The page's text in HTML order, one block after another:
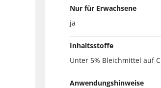
Nur für Erwachsene
ja
Inhaltsstoffe
Unter 5% Bleichmittel auf
Anwendungshinweise